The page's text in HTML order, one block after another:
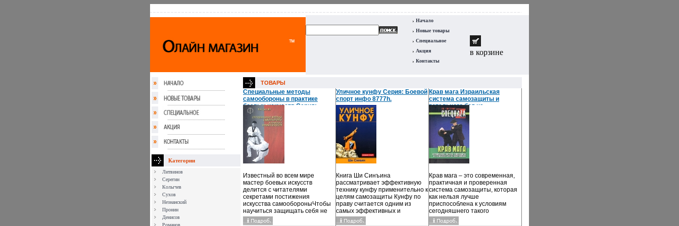
Начало
Новые товары
Специальное
Акция
Контакты
в корзине
Категории
Литвинов
Серегин
Колычев
Сухов
Незнанский
Пронин
Денисов
Романов
ТОВАРЫ
Специальные методы
самообороны в практике
боевых искусств Серия:
Мастера боевых искусств
инфо 8776h.
Известный во всем мире
мастер боевых искусств
делится с читателями
секретами постижения
искусства самообороныЧтобы
научиться защищать себя не
обязательно знать все
Уличное кунфу Серия: Боевой
спорт инфо 8777h.
Книга Ши Синъина
рассматривает эффективную
технику кунфу применительно к
целям самозащиты Кунфу по
праву считается одним из
самых эффективных и
реальных видов боевых
Крав мага Израильская
система самозащиты и
тотального боя на
уничтожение 2004 г ISBN 5-
222-04084-4 инфо 8778h.
Крав мага – это современная,
практичная и проверенная
система самозащиты, которая
как нельзя лучше
приспособлена к условиям
сегодняшнего такого
непредсказуемого и